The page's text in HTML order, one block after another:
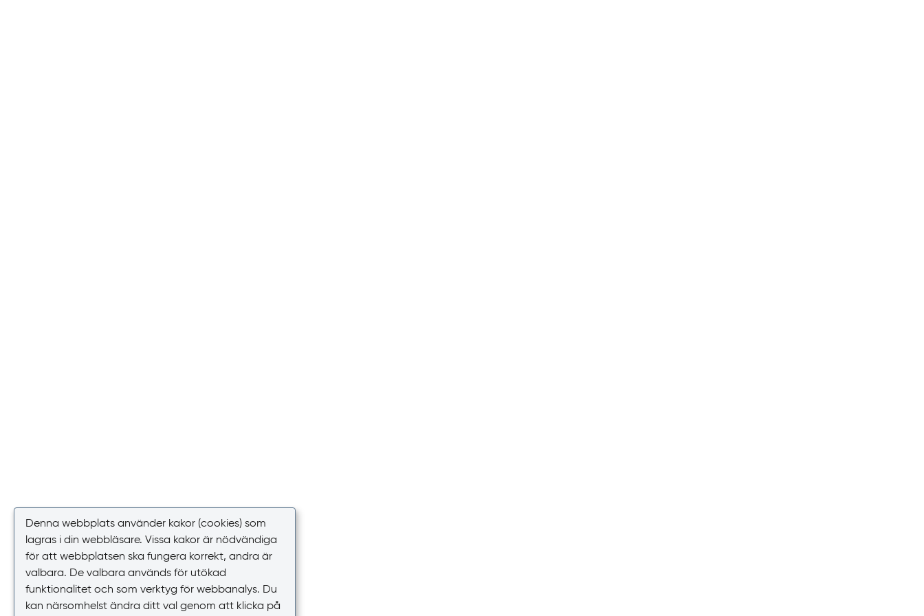
Denna webbplats använder kakor (cookies) som
lagras i din webbläsare. Vissa kakor är nödvändiga
för att webbplatsen ska fungera korrekt, andra är
valbara. De valbara används för utökad
funktionalitet och som verktyg för webbanalys. Du
kan närsomhelst ändra ditt val genom att klicka på